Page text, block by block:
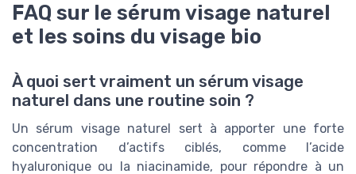
FAQ sur le sérum visage naturel
et les soins du visage bio
À quoi sert vraiment un sérum visage
naturel dans une routine soin ?
Un sérum visage naturel sert à apporter une forte
concentration d’actifs ciblés, comme l’acide
hyaluronique ou la niacinamide, pour répondre à un